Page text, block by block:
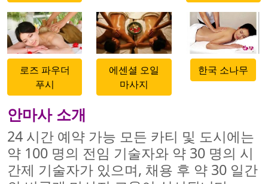
500x500
로즈 파우더
푸시
500x500
에센셜 오일
마사지
500x500
한국 소나무
안마사 소개
24 시간 예약 가능 모든 카티 및 도시에는
약 100 명의 전임 기술자와 약 30 명의 시
간제 기술자가 있으며, 채용 후 약 30 일간